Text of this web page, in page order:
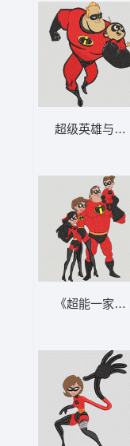
超级英雄与小
《超能一家